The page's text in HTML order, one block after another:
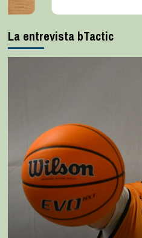
La entrevista bTactic